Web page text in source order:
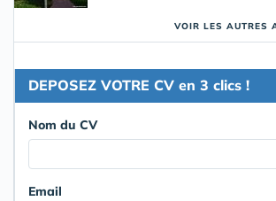
VOIR LES AUTRES
DEPOSEZ VOTRE CV en 3 clics !
Nom du CV
Email